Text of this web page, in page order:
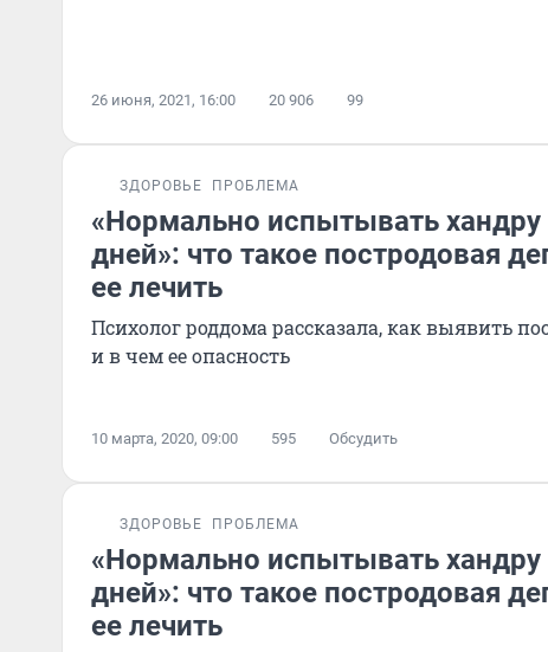
26 июня, 2021, 16:00 20 906 99
ЗДОРОВЬЕ ПРОБЛЕМА
«Нормально испытывать
дней»: что такое постродовая
ее лечить
Психолог роддома рассказала, как выявить
и в чем ее опасность
10 марта, 2020, 09:00 595 Обсудить
ЗДОРОВЬЕ ПРОБЛЕМА
«Нормально испытывать
дней»: что такое постродовая
ее лечить